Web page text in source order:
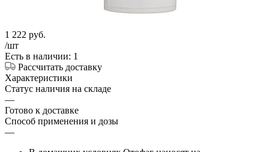
1 222 руб.
/шт
Есть в наличии: 1
Рассчитать доставку
Характеристики
Статус наличия на складе
—
Готово к доставке
Способ применения и дозы
—